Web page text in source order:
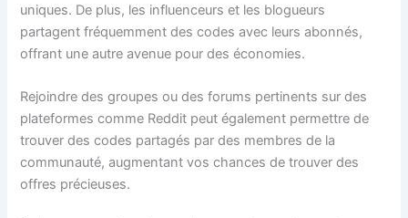
uniques. De plus, les influenceurs et les blogueurs
partagent fréquemment des codes avec leurs abonnés,
offrant une autre avenue pour des économies.
Rejoindre des groupes ou des forums pertinents sur des
plateformes comme Reddit peut également permettre de
trouver des codes partagés par des membres de la
communauté, augmentant vos chances de trouver des
offres précieuses.